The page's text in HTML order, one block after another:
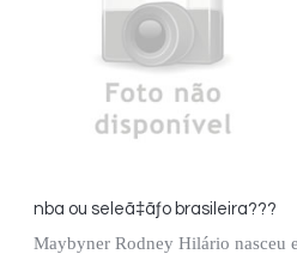
nba ou seleã‡ãƒo brasileira???
Maybyner Rodney Hilário nasceu